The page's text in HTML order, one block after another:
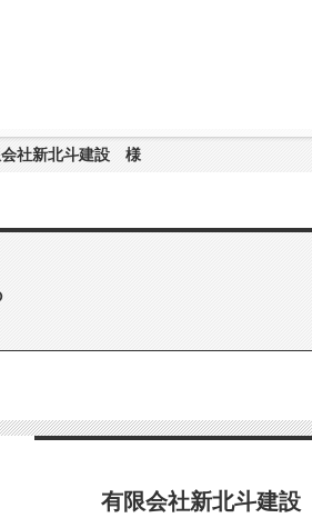
会社新北斗建設 様
有限会社新北斗建